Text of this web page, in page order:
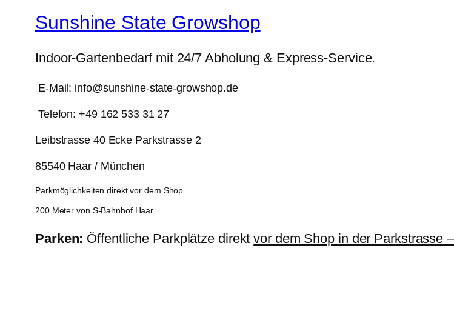
Sunshine State Growshop
Indoor-Gartenbedarf mit 24/7 Abholung & Express-Service.
E-Mail: info@sunshine-state-growshop.de
Telefon: +49 162 533 31 27
Leibstrasse 40 Ecke Parkstrasse 2
85540 Haar / München
Parkmöglichkeiten direkt vor dem Shop
200 Meter von S-Bahnhof Haar
Parken: Öffentliche Parkplätze direktvor dem Shop in der Parkstrasse